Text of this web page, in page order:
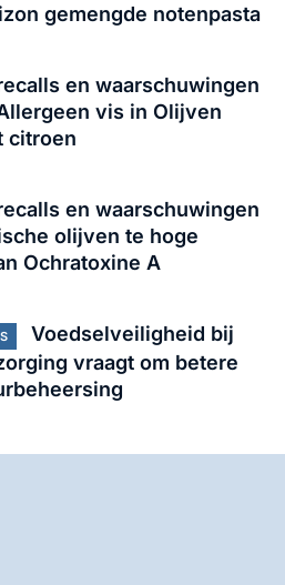
gemengde notenpasta
en waarschuwingen
vis in Olijven
citroen
en waarschuwingen
olijven te hoge
Ochratoxine A
Voedselveiligheid bij
vraagt om betere